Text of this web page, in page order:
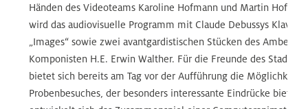
Händen des Videoteams Karoline Hofmann und Martin
wird das audiovisuelle Programm mit Claude Debussys
„Images“ sowie zwei avantgardistischen Stücken des Amberger
Komponisten H.E. Erwin Walther. Für die Freunde des
bietet sich bereits am Tag vor der Aufführung die Möglichkeit
Probenbesuches, der besonders interessante Eindrücke bietet.